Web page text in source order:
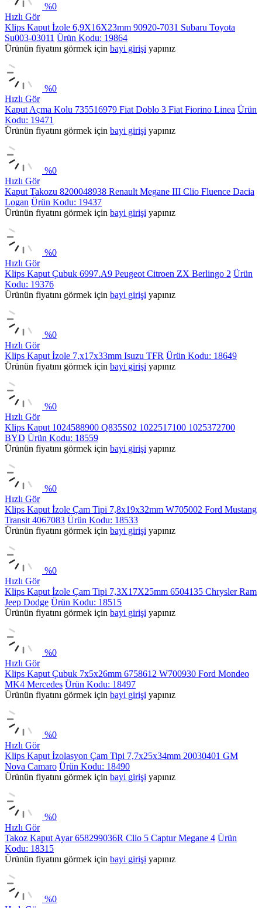
%0
Hızlı Gör
Klips Kaput İzole 6,9X16X23mm 90920-7031 Subaru Toyota
Su003-03011 Ürün Kodu: 19864
Ürünün fiyatını görmek için bayi girişi yapınız
%0
Hızlı Gör
Kaput Açma Kolu 735516979 Fiat Doblo 3 Fiat Fiorino Linea Ürün
Kodu: 19471
Ürünün fiyatını görmek için bayi girişi yapınız
%0
Hızlı Gör
Kaput Takozu 8200048938 Renault Megane III Clio Fluence Dacia
Logan Ürün Kodu: 19437
Ürünün fiyatını görmek için bayi girişi yapınız
%0
Hızlı Gör
Klips Kaput Çubuk 6997.A9 Peugeot Citroen ZX Berlingo 2 Ürün
Kodu: 19376
Ürünün fiyatını görmek için bayi girişi yapınız
%0
Hızlı Gör
Klips Kaput İzole 7,x17x33mm Isuzu TFR Ürün Kodu: 18649
Ürünün fiyatını görmek için bayi girişi yapınız
%0
Hızlı Gör
Klips Kaput 1024588900 Q835S02 1022517100 1025372700
BYD Ürün Kodu: 18559
Ürünün fiyatını görmek için bayi girişi yapınız
%0
Hızlı Gör
Klips Kaput İzole Çam Tipi 7,8x19x32mm W705002 Ford Mustang
Transit 4067083 Ürün Kodu: 18533
Ürünün fiyatını görmek için bayi girişi yapınız
%0
Hızlı Gör
Klips Kaput İzole Çam Tipi 7,3X17X25mm 6504135 Chrysler Ram
Jeep Dodge Ürün Kodu: 18515
Ürünün fiyatını görmek için bayi girişi yapınız
%0
Hızlı Gör
Klips Kaput Çubuk 7x5x26mm 6758612 W700930 Ford Mondeo
MK4 Mercedes Ürün Kodu: 18497
Ürünün fiyatını görmek için bayi girişi yapınız
%0
Hızlı Gör
Klips Kaput İzolasyon Çam Tipi 7,7x25x34mm 20030401 GM
Nova Camaro Ürün Kodu: 18490
Ürünün fiyatını görmek için bayi girişi yapınız
%0
Hızlı Gör
Takoz Kaput Ayar 658299036R Clio 5 Captur Megane 4 Ürün
Kodu: 18315
Ürünün fiyatını görmek için bayi girişi yapınız
%0